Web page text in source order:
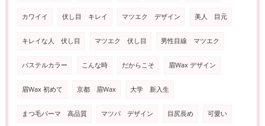
カワイイ 伏し目 キレイ マツエク デザイン 美人 目元
キレイな人 伏し目 マツエク 伏し目 男性目線 マツエク
パステルカラー こんな時 だからこそ 眉Wax デザイン
眉Wax 初めて 京都 眉Wax 大学 新入生
まつ毛パーマ 高品質 マツパ デザイン 目尻長め 可愛い